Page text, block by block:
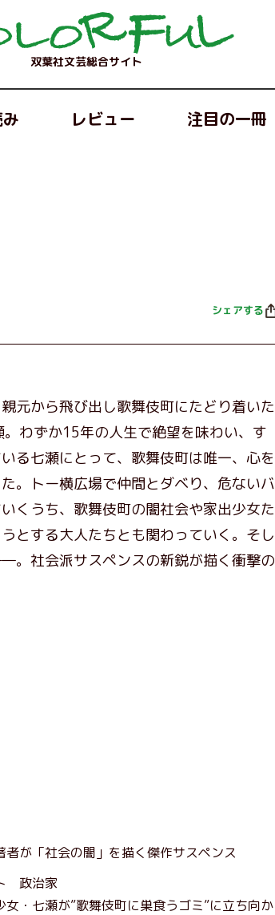
双葉社文芸総合サイト
レビュー 注目の一冊
シェアする
元から飛び出し歌舞伎町にたどり着いた
わずか15年の人生で絶望を味わい、す
る七瀬にとって、歌舞伎町は唯一、心を
。トー横広場で仲間とダベり、危ないバ
くうち、歌舞伎町の闇社会や家出少女た
とする大人たちとも関わっていく。そし
。社会派サスペンスの新鋭が描く衝撃の
者が「社会の闇」を描く傑作サスペンス
政治家
・七瀬が”歌舞伎町に巣食うゴミ”に立ち向か